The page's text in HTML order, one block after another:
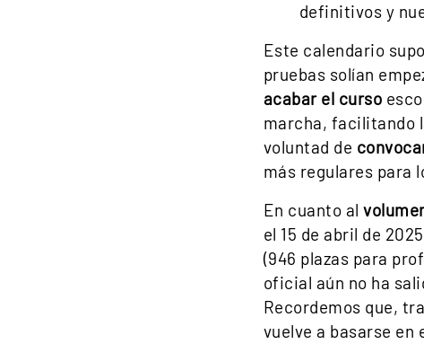
definitivos y
Este calendario
pruebas solían
acabar el curso
marcha, facilitando
voluntad de
más regulares para
En cuanto al
el 15 de abril de
(946 plazas para
oficial aún no ha
Recordemos que,
vuelve a basarse en